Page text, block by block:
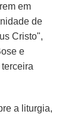
em
de
Cristo",
e
a liturgia,